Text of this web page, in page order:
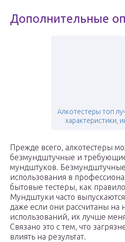
Дополнительные
Алкотестеры топ
характеристики,
Прежде всего, алкотестеры
безмундштучные и
мундштуков.
использования в
бытовые тестеры, как
Мундштуки часто
даже если они рассчитаны на
использований, их лучше
Связано это с тем, что
влиять на результат.